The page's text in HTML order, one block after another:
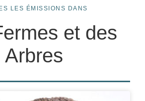
LES ÉMISSIONS DANS
et des
Arbres